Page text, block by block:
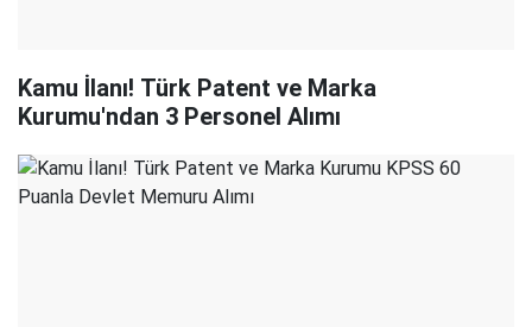
Kamu İlanı! Türk Patent ve Marka
Kurumu'ndan 3 Personel Alımı